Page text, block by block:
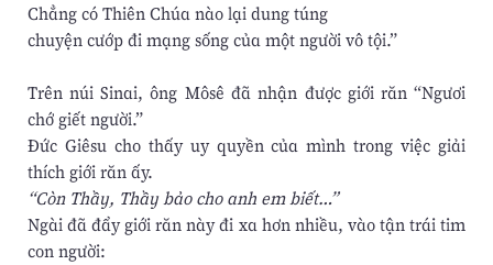
Chẳng có Thiên Chúa nào lại dung túng
chuyện cướp đi mạng sống của một người vô tội.”
Trên núi Sinai, ông Môsê đã nhận được giới răn “Ngươi
chớ giết người.”
Đức Giêsu cho thấy uy quyền của mình trong việc giải
thích giới răn ấy.
“Còn Thầy, Thầy bảo cho anh em biết…”
Ngài đã đẩy giới răn này đi xa hơn nhiều, vào tận trái tim
con người: